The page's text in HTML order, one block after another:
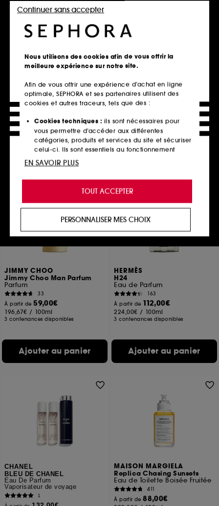
BLEU DE CHANEL
60,00€
60,00€
Parfum Fahrenheit
Parfum pour homme
Notes épicées et boisées
60
202,67€ /100ml
Ajouter au panier
JIMMY CHOO
Jimmy Choo Man Parfum
Parfum
33
À partir de59,00€
196,67€ / 100ml
3 contenances disponibles
Ajouter au panier
HERMÈS
H24
Eau de Parfum
163
À partir de 112,00€
224,00€ / 100ml
3 contenances disponibles
Ajouter au panier
CHANEL
BLEU DE CHANEL
Eau De Parfum
Vaporisateur de voyage
1
MAISON MARGIELA
Replica Chasing Sunsets
Eau de Toilette Boisée Fruitée
411
À partir de88,00€
Nous utilisons des cookies afin de vous offrir la
meilleure expérience sur notre site.
Afin de vous offrir une expérience d’achat en ligne
optimale, SEPHORA et ses partenaires utilisent des
cookies et autres traceurs, tels que des :
Cookies techniques : ils sont nécessaires pour
vous permettre d’accéder aux différentes
catégories, produits et services du site et sécuriser
celui-ci. Ils sont essentiels au fonctionnement
technique du site et ne peuvent être désactivés.
de vous offrir une expérience enrichie et
personnalisée en vous recommandant des
produits, des services et des contenus qui
proposer des offres promotionnelles adaptées à
votre profil.
Cookies réseaux sociaux et publicité :ils sont
de vous plaire via des publicités, y compris sur des
sites tiers et sur les réseaux sociaux, sur la base
des pages que vous avez consultées, de votre
navigation, et de l'historique de vos interactions.
Cookies de mesure d’audience :ils nous
d’en améliorer la performance.
Cookies de sécurisation des paiements en ligne :
fraudes aux moyens de paiement et les
usurpations d’identité.
Cookies fonctionnels :
il s’agit de cookies
permettant l’affichage et/ou la fourniture de
certaines fonctionnalités du site, tel que les
cookies d’authentification qui sont utilisés afin de
vous faire bénéficier de l’authentification
compte lors de votre prochaine visite sur le site
sans saisir à nouveau votre identifiant et mot de
passe.
TOUT ACCEPTER
Continuer sans accepter
PERSONNALISER MES CHOIX
EN SAVOIR PLUS